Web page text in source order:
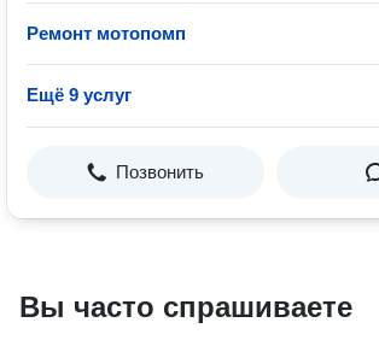
Ремонт мотопомп
Ещё 9 услуг
Позвонить
Вы часто спрашиваете